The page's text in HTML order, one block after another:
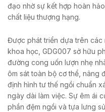
đạo nhờ sự kết hợp hoàn
chất liệu thượng hạng.
Được phát triển dựa trên
khoa học, GDG007 sở hữu
đường cong uốn lượn nhẹ
ôm sát toàn bộ cơ thể, nâng
định hình tư thế ngồi chuẩn
ngày dài làm việc. Sự êm ái
phần đệm ngồi và tựa lưng